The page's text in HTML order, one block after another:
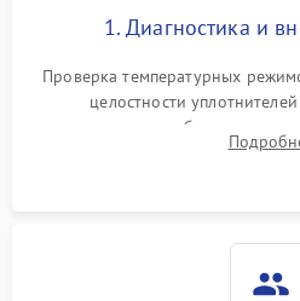
работе
1800
1. Диагностика и
Проверка температурных
целостности
сопротивления обмоток
считывание кодов ошибок с